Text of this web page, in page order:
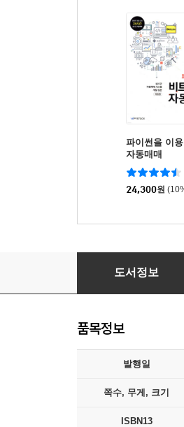
파이썬을 이
자동매매
24,300원
챗GPT로 만드는 주
도서정보
품목정보
발행일
쪽수, 무게, 크기
ISBN13